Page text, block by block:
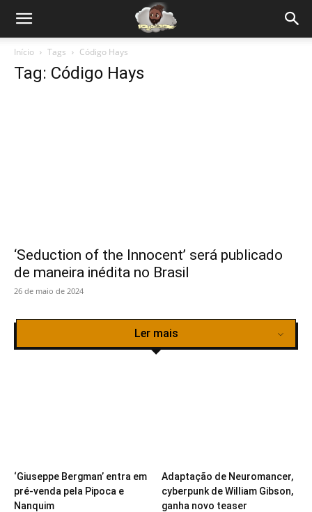
Início Tags Código Hays
Tag: Código Hays
‘Seduction of the Innocent’ será publicado
de maneira inédita no Brasil
26 de maio de 2024
Ler mais
‘Giuseppe Bergman’ entra em
pré-venda pela Pipoca e
Nanquim
Adaptação de Neuromancer,
cyberpunk de William Gibson,
ganha novo teaser